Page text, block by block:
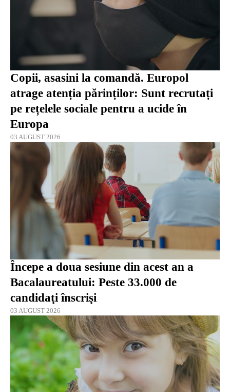
Copii, asasini la comandă. Europol
atrage atenția părinților: Sunt recrutați
pe rețelele sociale pentru a ucide în
Europa
03 AUGUST 2026
Începe a doua sesiune din acest an a
Bacalaureatului: Peste 33.000 de
candidaţi înscrişi
03 AUGUST 2026